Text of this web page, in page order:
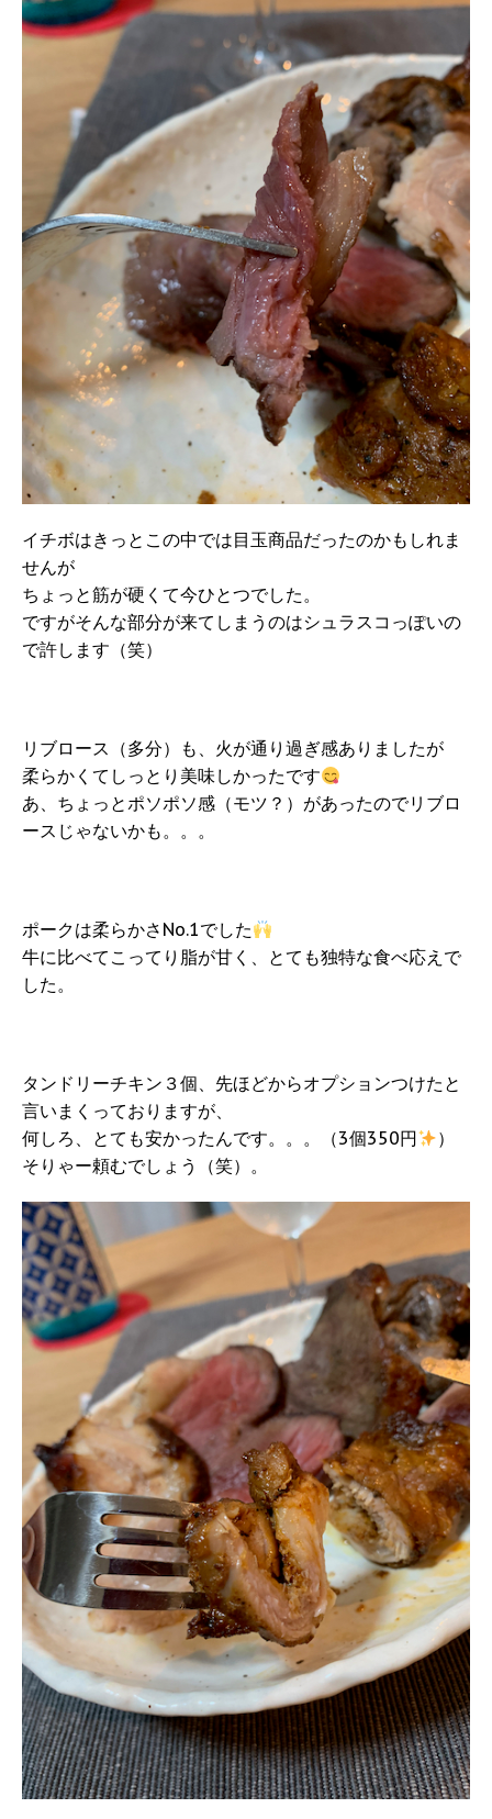
イチボはきっとこの中では目玉商品だったのかもしれま
せんが
ちょっと筋が硬くて今ひとつでした。
ですがそんな部分が来てしまうのはシュラスコっぽいの
で許します（笑）
リブロース（多分）も、火が通り過ぎ感ありましたが
柔らかくてしっとり美味しかったです
あ、ちょっとポソポソ感（モツ？）があったのでリブロ
ースじゃないかも。。。
ポークは柔らかさNo.1でした
牛に比べてこってり脂が甘く、とても独特な食べ応えで
した。
タンドリーチキン３個、先ほどからオプションつけたと
言いまくっておりますが、
何しろ、とても安かったんです。。。（3個350円
）
そりゃー頼むでしょう（笑）。